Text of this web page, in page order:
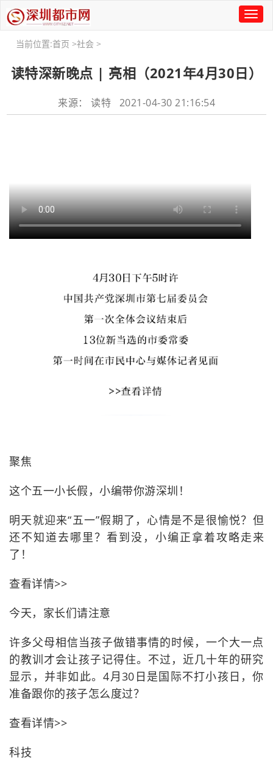
Toggle
当前位置:首页 >社会 >
读特深新晚点 | 亮相（2021年4月30日）
来源： 读特 2021-04-30 21:16:54
聚焦
这个五一小长假，小编带你游深圳！
明天就迎来“五一”假期了，心情是不是很愉悦？但
还不知道去哪里？看到没，小编正拿着攻略走来
了！
查看详情>>
今天，家长们请注意
许多父母相信当孩子做错事情的时候，一个大一点
的教训才会让孩子记得住。不过，近几十年的研究
显示，并非如此。4月30日是国际不打小孩日，你
准备跟你的孩子怎么度过？
查看详情>>
科技